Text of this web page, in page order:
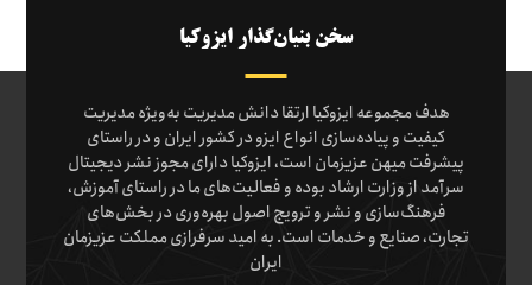
سخن بنیان‌گذار ایزوکیا
هدف مجموعه ایزوکیا ارتقا دانش مدیریت به‌ویژه مدیریت
کیفیت و پیاده‌سازی انواع ایزو در کشور ایران و در راستای
پیشرفت میهن عزیزمان است، ایزوکیا دارای مجوز نشر دیجیتال
سرآمد از وزارت ارشاد بوده و فعالیت‌های ما در راستای آموزش،
فرهنگ‌سازی و نشر و ترویج اصول بهره‌وری در بخش‌های
تجارت، صنایع و خدمات است. به امید سرفرازی مملکت عزیزمان
ایران